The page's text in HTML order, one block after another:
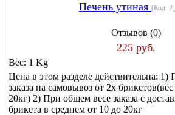
Печень утиная (Код:
Отзывов (0)
225 руб.
Вес: 1 Kg
Цена в этом разделе действительна:
заказа на самовывоз от 2х
20кг) 2) При общем весе заказа с
брикета в среднем от 10 до 20кг